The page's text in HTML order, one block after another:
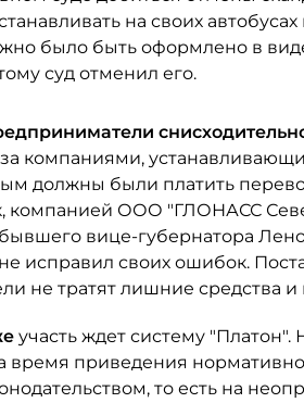
на своих
было быть оформлено в
суд отменил его.
за компаниями,
должны были платить
компанией ООО "ГЛОНАСС
вице-губернатора
исправил своих ошибок.
не тратят лишние средства
участь ждет систему
время приведения
то есть на